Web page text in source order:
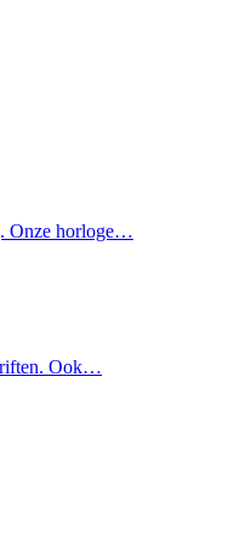
Onze horloge…
Ook…